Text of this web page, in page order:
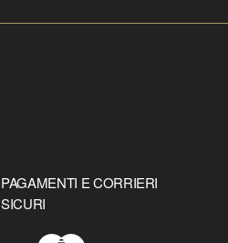
PAGAMENTI E CORRIERI
SICURI